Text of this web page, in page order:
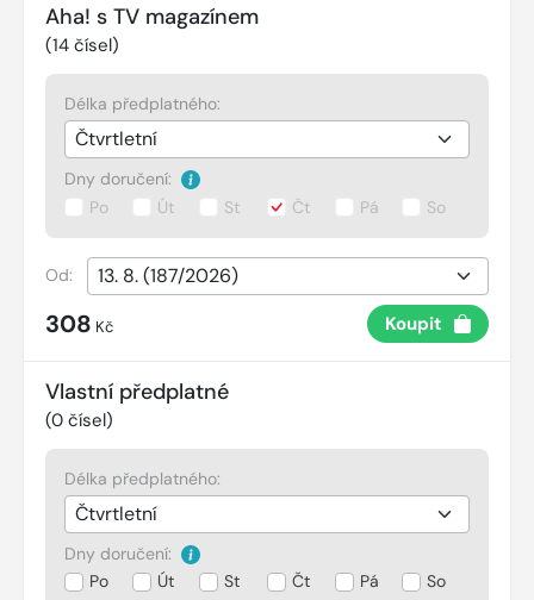
Aha! s TV magazínem
(14 čísel)
Délka předplatného:
Dny doručení:
Po
Út St Čt Pá So
Od:
308 Kč Koupit
Vlastní předplatné
(0 čísel)
Délka předplatného:
Dny doručení:
Po
Út St Čt Pá So